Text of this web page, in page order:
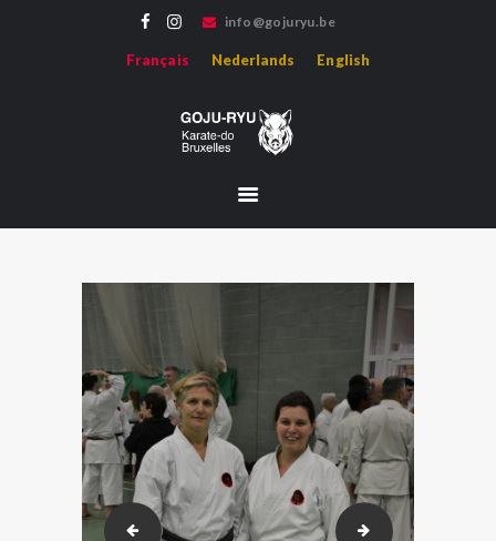
info@gojuryu.be
Français Nederlands English
Bienvenue sur le site de l'association Goju-ryu Karate-do Bruxelles, représentant le
ACCUEIL
PROFESSEURS
ÉVÈNEMENTS
liverpool-2013_DSC_0129 liverpool-